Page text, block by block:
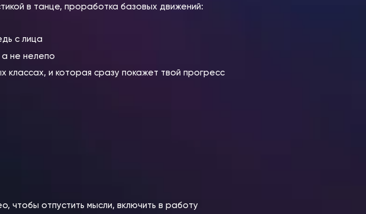
в танце, проработка базовых движений:
с лица
а не нелепо
классах, и которая сразу покажет твой прогресс
чтобы отпустить мысли, включить в работу